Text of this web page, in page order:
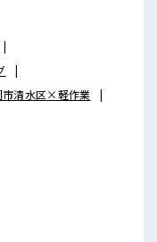
市清水区×軽作業